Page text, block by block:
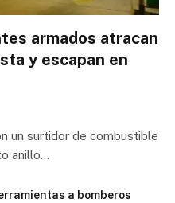
armados atracan
y escapan en
un surtidor de combustible
anillo…
a bomberos